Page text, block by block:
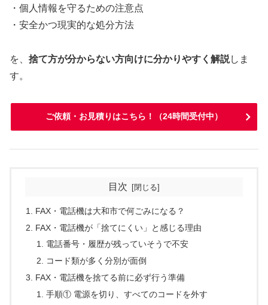
・個人情報を守るための注意点
・安全かつ現実的な処分方法
を、 捨て方が分からない方向けに分かりやすく解説しま
す。
ご依頼・お見積りはこちら！（24時間受付中）
目次
FAX・電話機は大和市で何ごみになる？
FAX・電話機が「捨てにくい」と感じる理由
電話番号・履歴が残っていそうで不安
コード類が多く分別が面倒
FAX・電話機を捨てる前に必ず行う準備
手順① 電源を切り、すべてのコードを外す